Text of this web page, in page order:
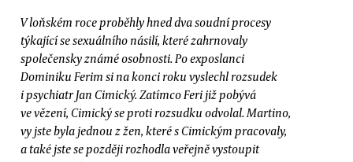
V loňském roce proběhly hned dva soudní procesy
týkající se sexuálního násilí, které zahrnovaly
společensky známé osobnosti. Po exposlanci
Dominiku Ferim si na konci roku vyslechl rozsudek
i psychiatr Jan Cimický. Zatímco Feri již pobývá
ve vězení, Cimický se proti rozsudku odvolal. Martino,
vy jste byla jednou z žen, které s Cimickým pracovaly,
a také jste se později rozhodla veřejně vystoupit